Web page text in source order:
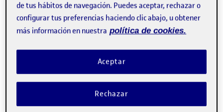
Lliurament PAC3 | Entrega PEC3
DEBATE CONTRIBUTION
0
EN PEC 3 SUPER ARQUEÓLOGA
No hay comentarios.
conectadopara publicar un
comentario.
de tus hábitos de navegación. Puedes aceptar, rechazar o
configurar tus preferencias haciendo clic abajo, u obtener
más información en nuestra política de cookies.
Rechazar
Aceptar